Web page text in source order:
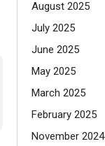
August 2025
July 2025
June 2025
May 2025
March 2025
February 2025
November 2024